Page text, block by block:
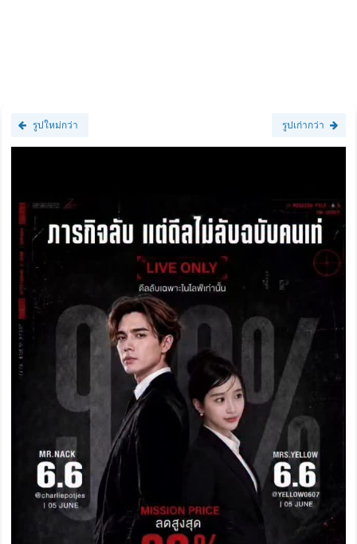
รูปใหม่กว่า รูปเก่ากว่า